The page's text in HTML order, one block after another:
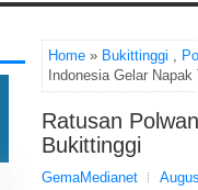
Home » Bukittinggi ,
Indonesia Gelar
Ratusan
Bukittinggi
GemaMedianet